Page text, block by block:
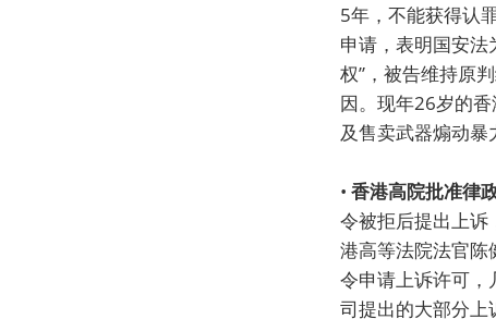
5年，不能获得认
申请，表明国安法
权”，被告维持原
因。现年26岁的
及售卖武器煽动暴
• 香港高院批准律
令被拒后提出上诉
港高等法院法官
令申请上诉许可，
司提出的大部分